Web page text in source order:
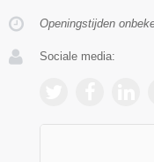
Openingstijden
Sociale media: